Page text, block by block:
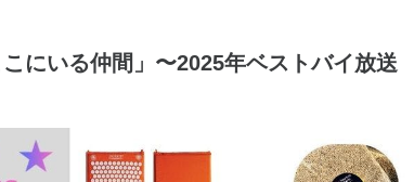
にいる仲間」〜2025年ベストバイ放送